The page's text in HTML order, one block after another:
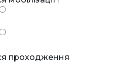
проходження